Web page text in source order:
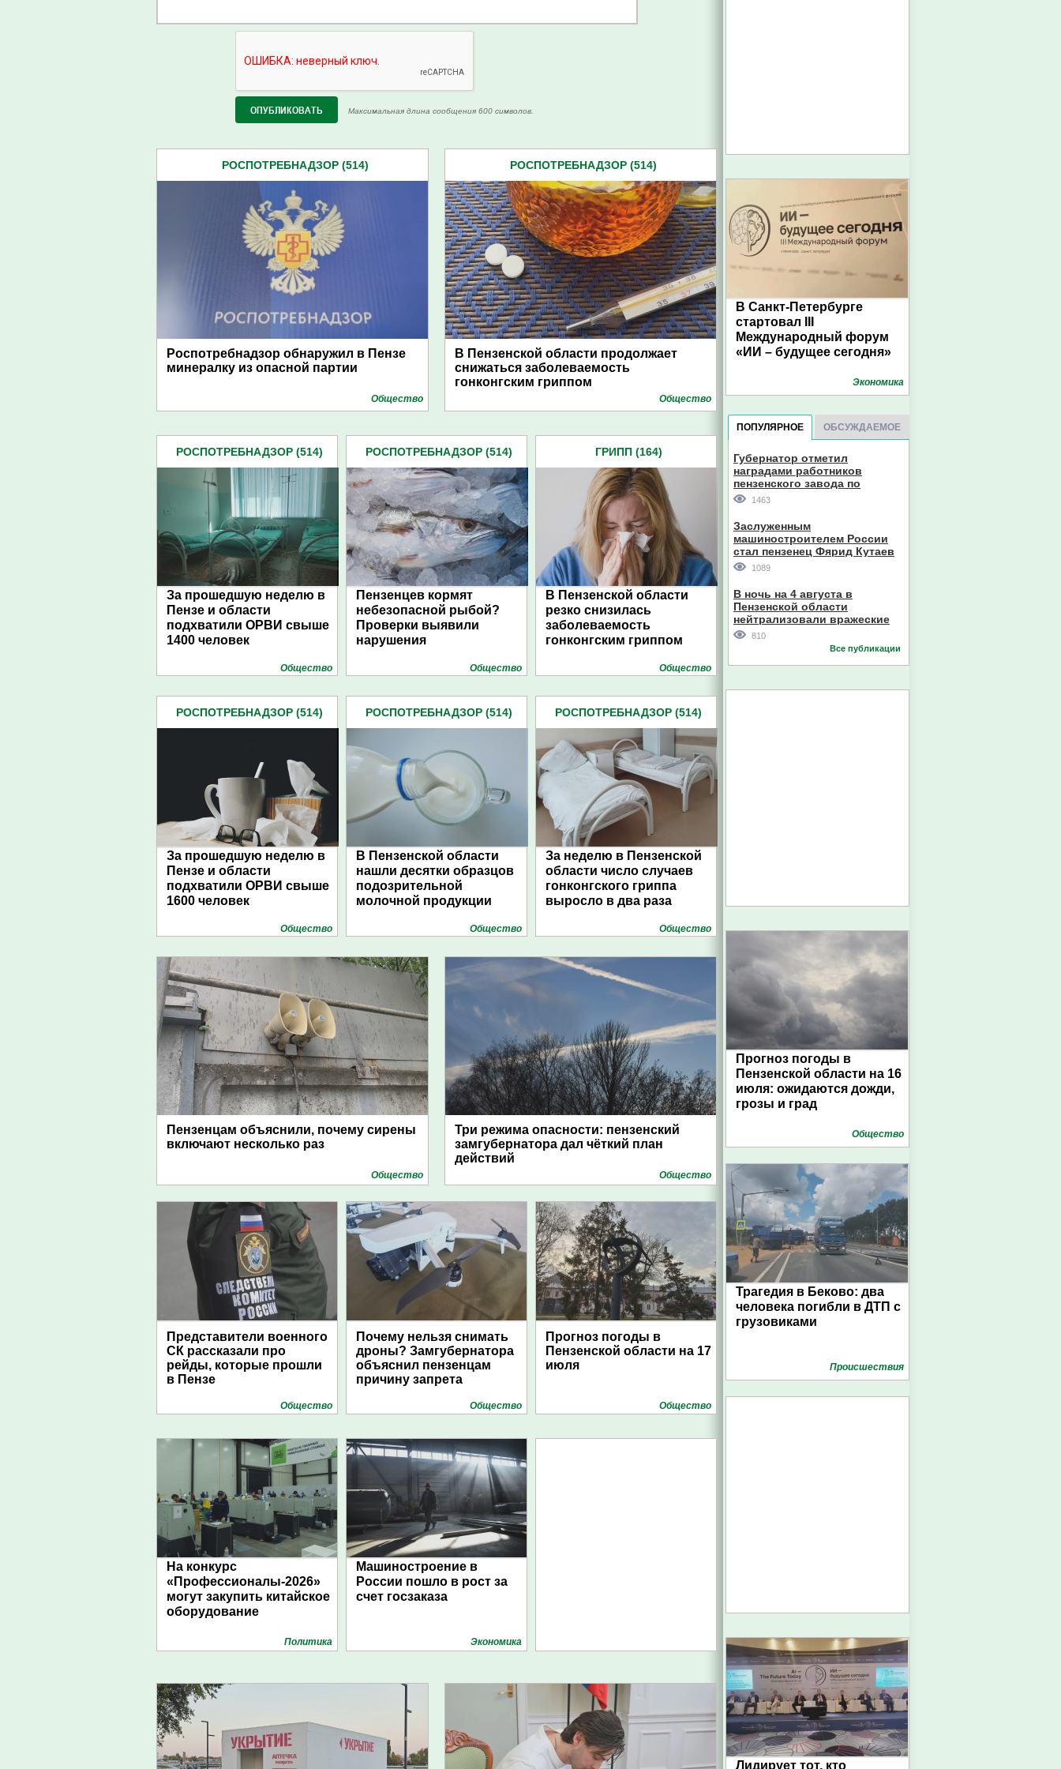
Максимальная длина сообщения 600 символов.
РОСПОТРЕБНАДЗОР (514)
Роспотребнадзор обнаружил в Пензе
минералку из опасной партии
Общество
РОСПОТРЕБНАДЗОР (514)
В Пензенской области продолжает
снижаться заболеваемость
гонконгским гриппом
Общество
РОСПОТРЕБНАДЗОР (514)
За прошедшую неделю в
Пензе и области
подхватили ОРВИ свыше
1400 человек
Общество
РОСПОТРЕБНАДЗОР (514)
Пензенцев кормят
небезопасной рыбой?
Проверки выявили
нарушения
Общество
ГРИПП (164)
В Пензенской области
резко снизилась
заболеваемость
гонконгским гриппом
Общество
РОСПОТРЕБНАДЗОР (514)
За прошедшую неделю в
Пензе и области
подхватили ОРВИ свыше
1600 человек
Общество
РОСПОТРЕБНАДЗОР (514)
В Пензенской области
нашли десятки образцов
подозрительной
молочной продукции
Общество
РОСПОТРЕБНАДЗОР (514)
За неделю в Пензенской
области число случаев
гонконгского гриппа
выросло в два раза
Общество
Пензенцам объяснили, почему сирены
включают несколько раз
Общество
Три режима опасности: пензенский
замгубернатора дал чёткий план
действий
Общество
Представители военного
СК рассказали про
рейды, которые прошли
в Пензе
Общество
Почему нельзя снимать
дроны? Замгубернатора
объяснил пензенцам
причину запрета
Общество
Прогноз погоды в
Пензенской области на 17
июля
Общество
На конкурс
«Профессионалы-2026»
могут закупить китайское
оборудование
Политика
Машиностроение в
России пошло в рост за
счет госзаказа
Экономика
В Санкт-Петербурге
стартовал III
Международный форум
«ИИ – будущее сегодня»
Экономика
ПОПУЛЯРНОЕ ОБСУЖДАЕМОЕ
Губернатор отметил
наградами работников
пензенского завода по
производству станков
1463
Заслуженным
машиностроителем России
стал пензенец Фярид Кутаев
1089
В ночь на 4 августа в
Пензенской области
нейтрализовали вражеские
дроны
810
Все публикации
Прогноз погоды в
Пензенской области на 16
июля: ожидаются дожди,
грозы и град
Общество
Трагедия в Беково: два
человека погибли в ДТП с
грузовиками
Проиcшествия
Лидирует тот, кто